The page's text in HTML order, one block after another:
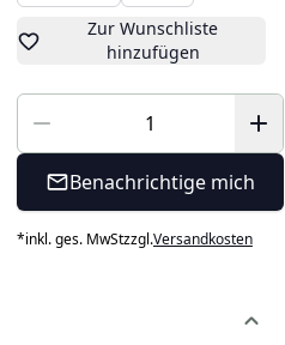
Zur Wunschliste
hinzufügen
Benachrichtige mich
*inkl. ges. MwStzzgl.Versandkosten